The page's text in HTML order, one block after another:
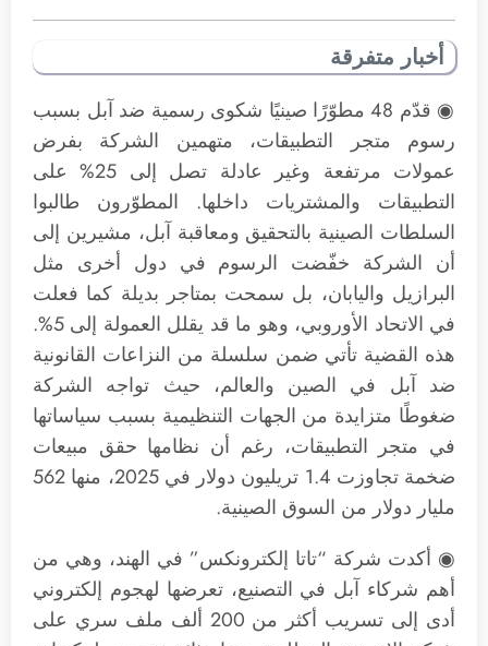
أخبار متفرقة
◉ قدّم 48 مطوّرًا صينيًا شكوى رسمية ضد آبل بسبب
رسوم متجر التطبيقات، متهمين الشركة بفرض
عمولات مرتفعة وغير عادلة تصل إلى 25% على
التطبيقات والمشتريات داخلها. المطوّرون طالبوا
السلطات الصينية بالتحقيق ومعاقبة آبل، مشيرين إلى
أن الشركة خفّضت الرسوم في دول أخرى مثل
البرازيل واليابان، بل سمحت بمتاجر بديلة كما فعلت
في الاتحاد الأوروبي، وهو ما قد يقلل العمولة إلى 5%.
هذه القضية تأتي ضمن سلسلة من النزاعات القانونية
ضد آبل في الصين والعالم، حيث تواجه الشركة
ضغوطًا متزايدة من الجهات التنظيمية بسبب سياساتها
في متجر التطبيقات، رغم أن نظامها حقق مبيعات
ضخمة تجاوزت 1.4 تريليون دولار في 2025، منها 562
مليار دولار من السوق الصينية.
◉ أكدت شركة “تاتا إلكترونكس” في الهند، وهي من
أهم شركاء آبل في التصنيع، تعرضها لهجوم إلكتروني
أدى إلى تسريب أكثر من 200 ألف ملف سري على